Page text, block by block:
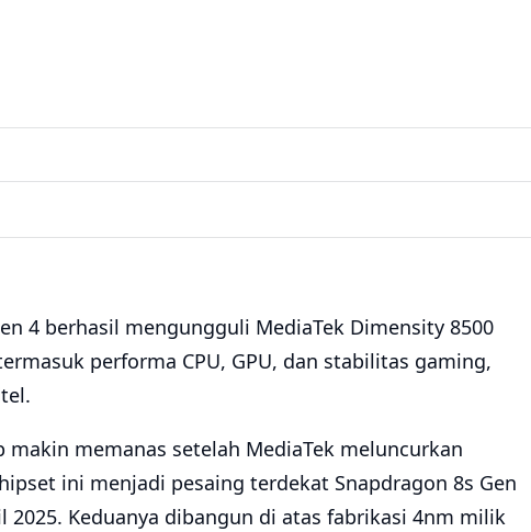
4 berhasil mengungguli MediaTek Dimensity 8500
performa CPU, GPU, dan stabilitas gaming,
memanas setelah MediaTek meluncurkan
ini menjadi pesaing terdekat Snapdragon 8s Gen
Keduanya dibangun di atas fabrikasi 4nm milik